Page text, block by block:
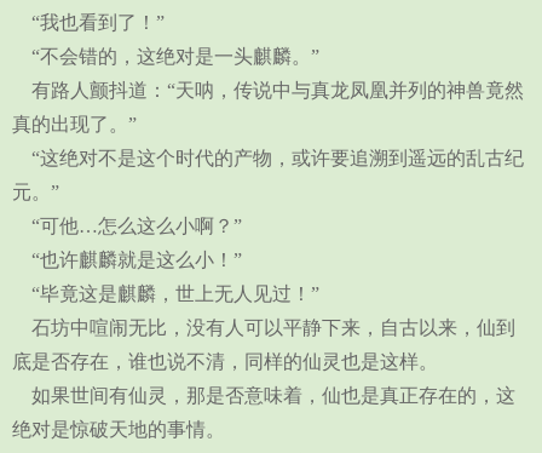
“我也看到了！”
“不会错的，这绝对是一头麒麟。”
有路人颤抖道：“天呐，传说中与真龙凤凰并列的神兽竟然
真的出现了。”
“这绝对不是这个时代的产物，或许要追溯到遥远的乱古纪
元。”
“可他…怎么这么小啊？”
“也许麒麟就是这么小！”
“毕竟这是麒麟，世上无人见过！”
石坊中喧闹无比，没有人可以平静下来，自古以来，仙到
底是否存在，谁也说不清，同样的仙灵也是这样。
如果世间有仙灵，那是否意味着，仙也是真正存在的，这
绝对是惊破天地的事情。